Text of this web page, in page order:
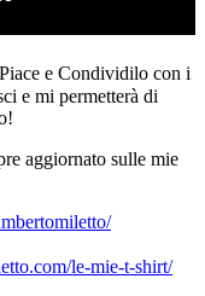
e Condividilo con i
e mi permetterà di
aggiornato sulle mie
le-mie-t-shirt/